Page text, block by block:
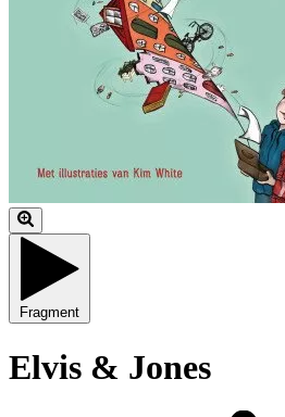
Fragment
Elvis & Jones